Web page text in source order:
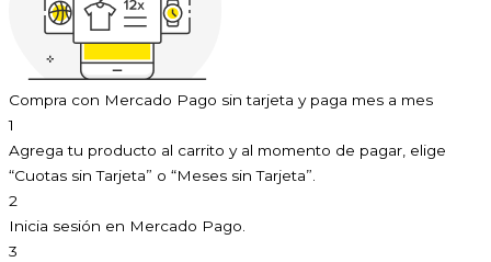
Compra con Mercado Pago sin tarjeta y paga mes a mes
1
Agrega tu producto al carrito y al momento de pagar, elige
“Cuotas sin Tarjeta” o “Meses sin Tarjeta”.
2
Inicia sesión en Mercado Pago.
3